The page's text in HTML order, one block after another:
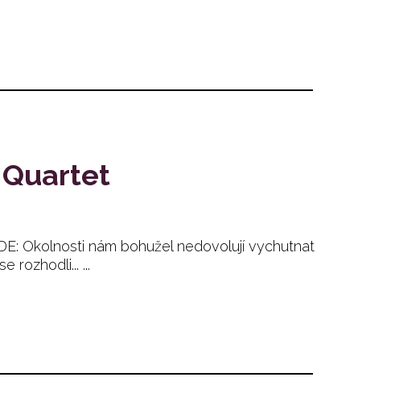
Okolnosti nám bohužel nedovolují vychutnat
rozhodli... ...